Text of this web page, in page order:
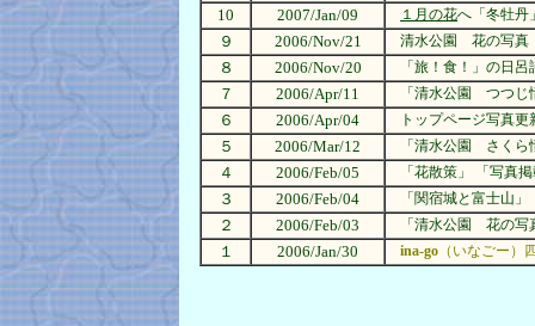
10 2007/Jan/09 １月の花へ「冬牡丹
９ 2006/Nov/21 清水公園 花の写真
８ 2006/Nov/20 「旅！食！」の日呂
７ 2006/Apr/11 「清水公園 つつじ
６ 2006/Apr/04 トップページ写真更
５ 2006/Mar/12 「清水公園 さくら
４ 2006/Feb/05 「花散策」 「写真掲
３ 2006/Feb/04 「関宿城と富士山」
２ 2006/Feb/03 「清水公園 花の写
１ 2006/Jan/30 ina-go （いなごー）